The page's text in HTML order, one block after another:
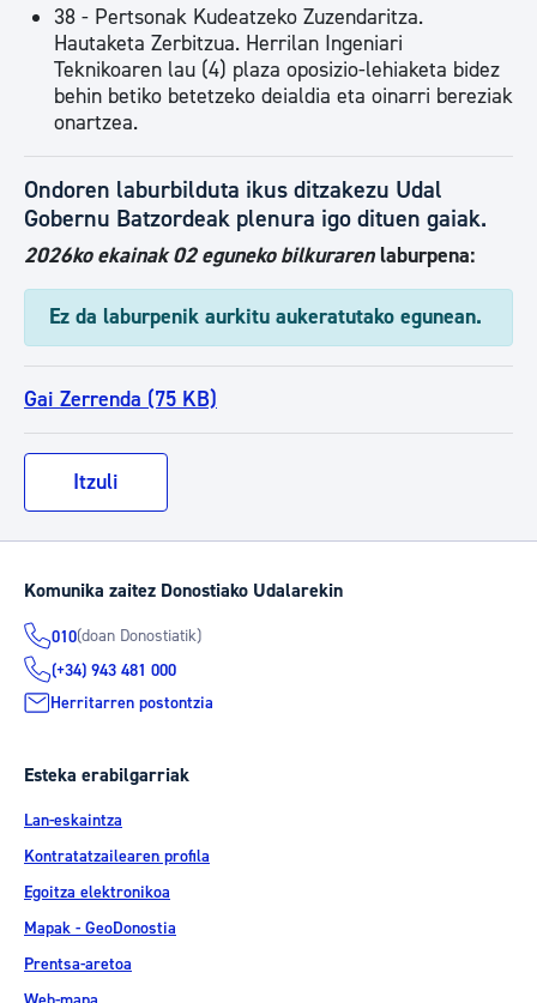
38 - Pertsonak Kudeatzeko Zuzendaritza.
Hautaketa Zerbitzua. Herrilan Ingeniari
Teknikoaren lau (4) plaza oposizio-lehiaketa bidez
behin betiko betetzeko deialdia eta oinarri bereziak
onartzea.
Ondoren laburbilduta ikus ditzakezu Udal
Gobernu Batzordeak plenura igo dituen gaiak.
2026ko ekainak 02 eguneko bilkurarenlaburpena:
Ez da laburpenik aurkitu aukeratutako egunean.
Gai Zerrenda (75 KB)
Itzuli
Komunika zaitez Donostiako Udalarekin
010(doan Donostiatik)
(+34) 943 481 000
Herritarren postontzia
Esteka erabilgarriak
Lan-eskaintza
Kontratatzailearen profila
Egoitza elektronikoa
Mapak - GeoDonostia
Prentsa-aretoa